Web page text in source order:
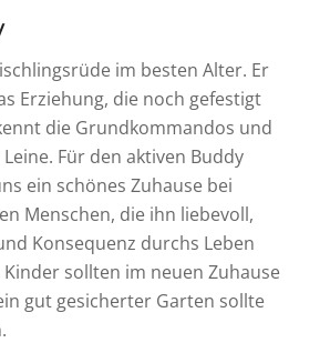
im besten Alter. Er
Erziehung, die noch gefestigt
die Grundkommandos und
Für den aktiven Buddy
ein schönes Zuhause bei
Menschen, die ihn liebevoll,
Konsequenz durchs Leben
sollten im neuen Zuhause
gut gesicherter Garten sollte